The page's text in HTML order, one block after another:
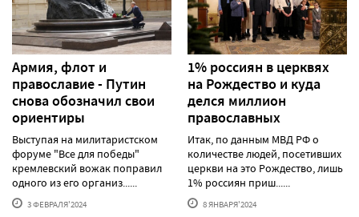
Армия, флот и
православие - Путин
снова обозначил свои
ориентиры
Выступая на милитаристском
форуме "Все для победы"
кремлевский вожак поправил
одного из его организ......
3 ФЕВРАЛЯ'2024
1% россиян в церквях
на Рождество и куда
делся миллион
православных
Итак, по данным МВД РФ о
количестве людей, посетивших
церкви на это Рождество, лишь
1% россиян приш......
8 ЯНВАРЯ'2024